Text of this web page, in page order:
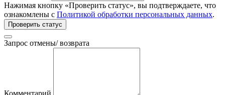
Нажимая кнопку «Проверить статус», вы подтверждаете, что
ознакомлены с Политикой обработки персональных данных.
Проверить статус
Запрос отмены/ возврата
Комментарий